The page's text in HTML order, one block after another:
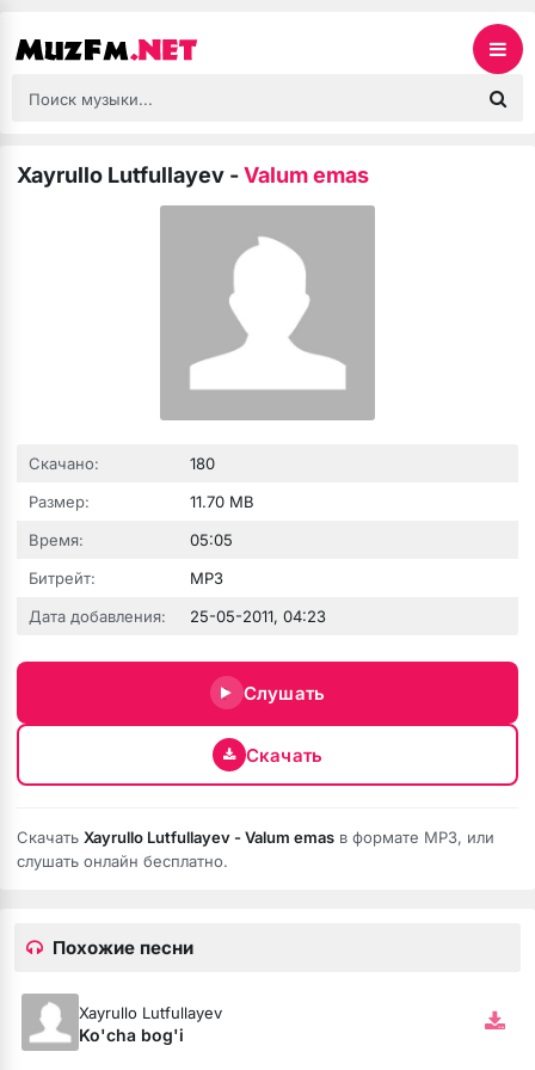
ни била
душа
Xayrullo Lutfullayev -Valum emas
Скачано:
180
Размер:
11.70 MB
Время:
05:05
Битрейт:
MP3
Дата добавления:
25-05-2011, 04:23
Слушать
Скачать
Скачать Xayrullo Lutfullayev - Valum emas в формате MP3, или
слушать онлайн бесплатно.
Похожие песни
Xayrullo Lutfullayev
Ko'cha bog'i